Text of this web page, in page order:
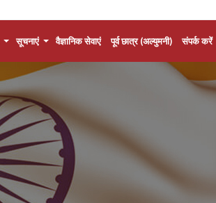
सूचनाएं वैज्ञानिक सेवाएं पूर्व छात्र (अल्युमनी) संपर्क करें